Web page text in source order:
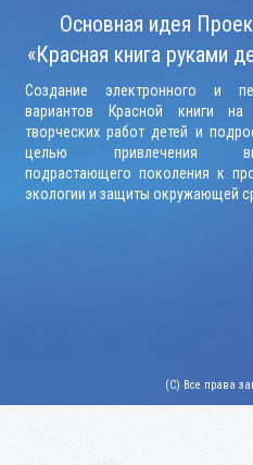
Основная идея
«Красная книга руками
Создание электронного и
вариантов Красной книги на
творческих работ детей и
целью привлечения
подрастающего поколения к
экологии и защиты окружающей
(C) Все права